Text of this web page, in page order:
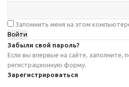
Запомнить меня на этом
Забыли свой пароль?
Если вы впервые на сайте, заполните,
регистрационную форму.
Зарегистрироваться